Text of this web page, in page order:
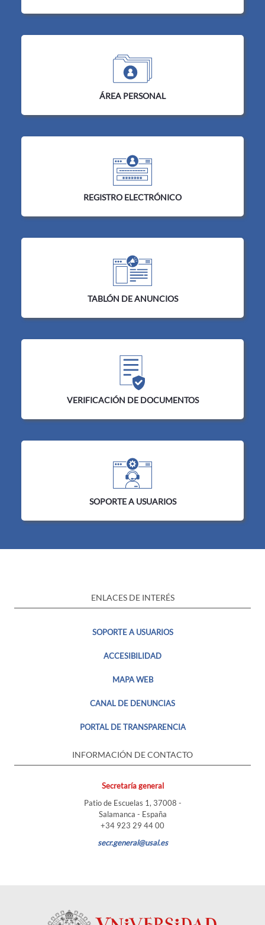
ÁREA PERSONAL
REGISTRO ELECTRÓNICO
TABLÓN DE ANUNCIOS
VERIFICACIÓN DE DOCUMENTOS
SOPORTE A USUARIOS
ENLACES DE INTERÉS
SOPORTE A USUARIOS
ACCESIBILIDAD
MAPA WEB
CANAL DE DENUNCIAS
PORTAL DE TRANSPARENCIA
INFORMACIÓN DE CONTACTO
Secretaría general
Patio de Escuelas 1, 37008 -
Salamanca - España
+34 923 29 44 00
secr.general@usal.es